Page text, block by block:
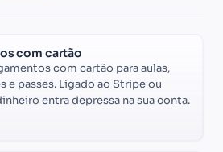
com cartão
com cartão para aulas,
e passes. Ligado ao Stripe ou
entra depressa na sua conta.